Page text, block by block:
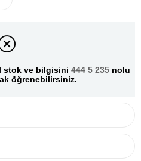
stok ve bilgisini 444 5 235 nolu
öğrenebilirsiniz.